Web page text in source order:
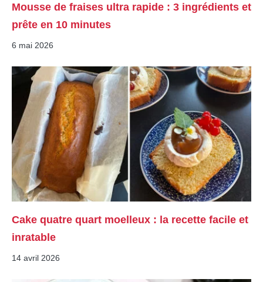
Mousse de fraises ultra rapide : 3 ingrédients et
prête en 10 minutes
6 mai 2026
Cake quatre quart moelleux : la recette facile et
inratable
14 avril 2026